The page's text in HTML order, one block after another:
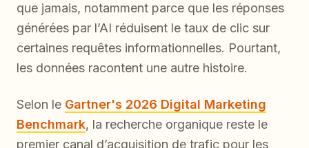
que jamais, notamment parce que les réponses
générées par l’AI réduisent le taux de clic sur
certaines requêtes informationnelles. Pourtant,
les données racontent une autre histoire.
Selon le Gartner's 2026 Digital Marketing
Benchmark, la recherche organique reste le
premier canal d’acquisition de trafic pour les